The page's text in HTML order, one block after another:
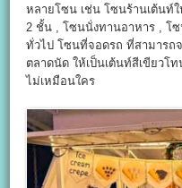
หลายโซน เช่น โซนร้านเต้นท์
2 ชั้น , โซนนั่งทานอาหาร , โ
ทั่วไป โซนที่จอดรถ ที่สามารถ
ตลาดนัด ให้เป็นเต้นท์สีเขียวโ
ไม่เหมือนใคร